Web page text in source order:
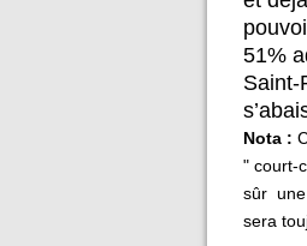
51%
Saint-
Nota :
" court-
sûr une
sera